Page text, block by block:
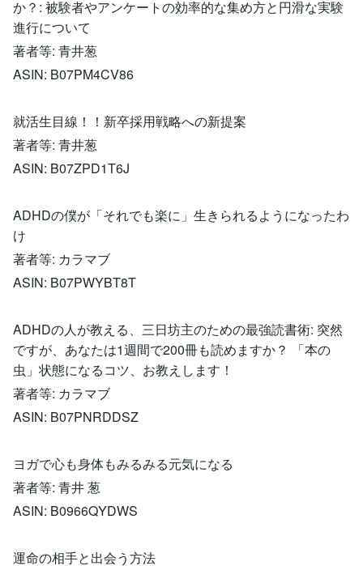
か？: 被験者やアンケートの効率的な集め方と円滑な実験
進行について
著者等: 青井葱
ASIN: B07PM4CV86
就活生目線！！新卒採用戦略への新提案
著者等: 青井葱
ASIN: B07ZPD1T6J
ADHDの僕が「それでも楽に」生きられるようになったわ
け
著者等: カラマブ
ASIN: B07PWYBT8T
ADHDの人が教える、三日坊主のための最強読書術: 突然
ですが、あなたは1週間で200冊も読めますか？ 「本の
虫」状態になるコツ、お教えします！
著者等: カラマブ
ASIN: B07PNRDDSZ
ヨガで心も身体もみるみる元気になる
著者等: 青井 葱
ASIN: B0966QYDWS
運命の相手と出会う方法